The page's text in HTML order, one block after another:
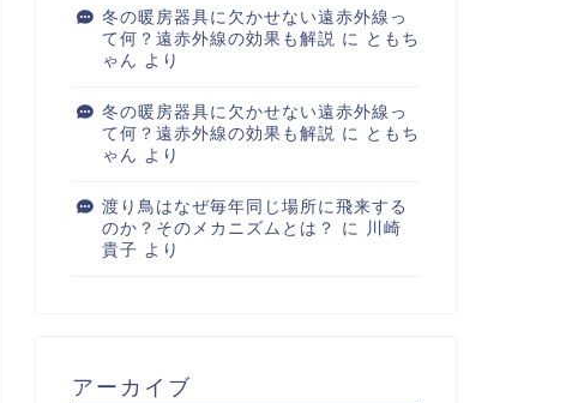
冬の暖房器具に欠かせない遠赤外線っ
て何？遠赤外線の効果も解説 に ともち
ゃん より
冬の暖房器具に欠かせない遠赤外線っ
て何？遠赤外線の効果も解説 に ともち
ゃん より
渡り鳥はなぜ毎年同じ場所に飛来する
のか？そのメカニズムとは？
に 川崎
貴子 より
アーカイブ